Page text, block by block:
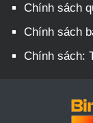
Chính sách
Chính sách
Chính sách: